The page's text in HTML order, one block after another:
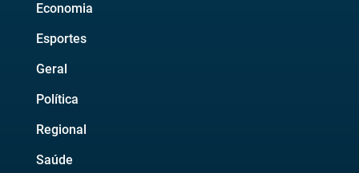
Economia
Esportes
Geral
Política
Regional
Saúde